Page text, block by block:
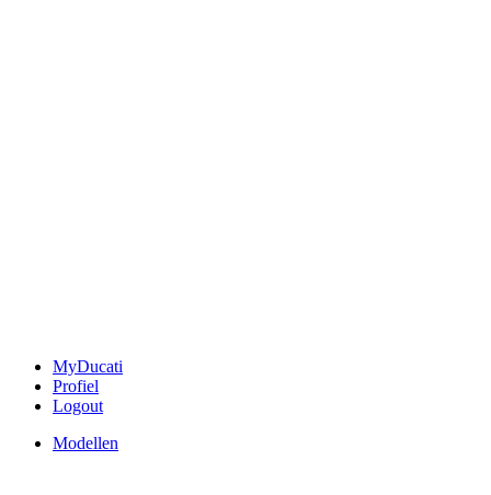
MyDucati
Profiel
Logout
Modellen